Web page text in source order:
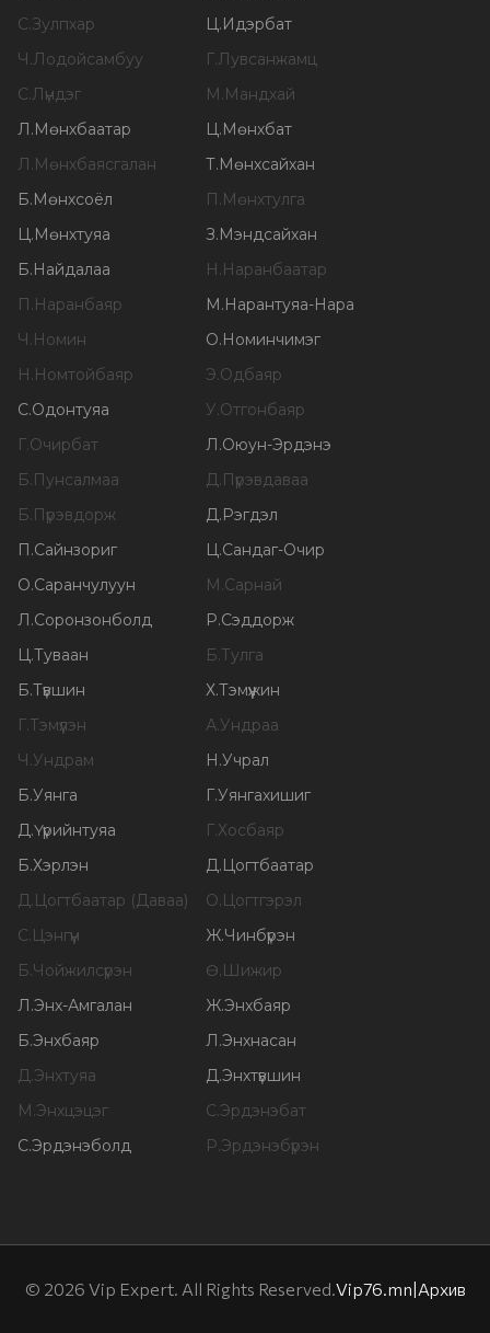
С.Зулпхар Ц.Идэрбат
Ч.Лодойсамбуу Г.Лувсанжамц
С.Лүндэг М.Мандхай
Л.Мөнхбаатар Ц.Мөнхбат
Л.Мөнхбаясгалан Т.Мөнхсайхан
Б.Мөнхсоёл П.Мөнхтулга
Ц.Мөнхтуяа З.Мэндсайхан
Б.Найдалаа Н.Наранбаатар
П.Наранбаяр М.Нарантуяа-Нара
Ч.Номин О.Номинчимэг
Н.Номтойбаяр Э.Одбаяр
С.Одонтуяа У.Отгонбаяр
Г.Очирбат Л.Оюун-Эрдэнэ
Б.Пунсалмаа Д.Пүрэвдаваа
Б.Пүрэвдорж Д.Рэгдэл
П.Сайнзориг Ц.Сандаг-Очир
О.Саранчулуун М.Сарнай
Л.Соронзонболд Р.Сэддорж
Ц.Туваан Б.Тулга
Б.Түвшин Х.Тэмүүжин
Г.Тэмүүлэн А.Ундраа
Ч.Ундрам Н.Учрал
Б.Уянга Г.Уянгахишиг
Д.Үүрийнтуяа Г.Хосбаяр
Б.Хэрлэн Д.Цогтбаатар
Д.Цогтбаатар (Даваа) О.Цогтгэрэл
С.Цэнгүүн Ж.Чинбүрэн
Б.Чойжилсүрэн Ө.Шижир
Л.Энх-Амгалан Ж.Энхбаяр
Б.Энхбаяр Л.Энхнасан
Д.Энхтуяа Д.Энхтүвшин
М.Энхцэцэг С.Эрдэнэбат
С.Эрдэнэболд Р.Эрдэнэбүрэн
© 2026 Vip Expert. All Rights Reserved.Vip76.mn|Архив